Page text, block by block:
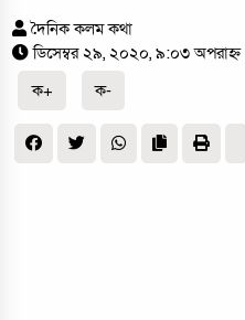
দৈনিক কলম কথা
ডিসেম্বর ২৯, ২০২০, ৯:০৩ অপরাহ্ন
ক+
ক-